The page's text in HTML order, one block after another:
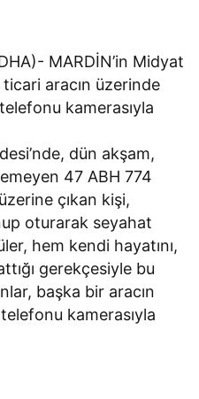
MARDİN’in Midyat
aracın üzerinde
kamerasıyla
dün akşam,
47 ABH 774
çıkan kişi,
oturarak seyahat
hem kendi hayatını,
gerekçesiyle bu
başka bir aracın
kamerasıyla